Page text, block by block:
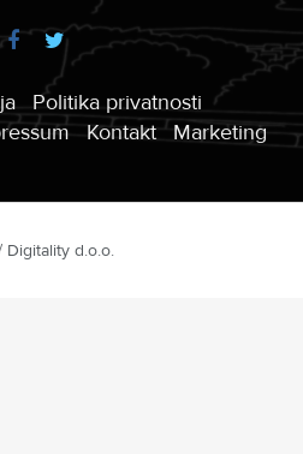
Politika privatnosti
Kontakt Marketing
Digitality d.o.o.